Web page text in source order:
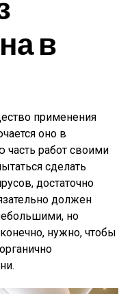
в
применения
оно в
работ своими
сделать
достаточно
должен
но
нужно, чтобы